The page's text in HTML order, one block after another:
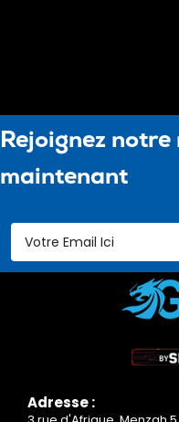
Rejoignez
maintenant
Adresse :